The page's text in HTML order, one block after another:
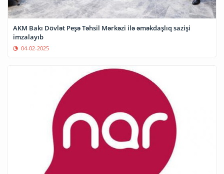
AKM Bakı Dövlət Peşə Təhsil Mərkəzi ilə əməkdaşlıq sazişi
imzalayıb
04-02-2025